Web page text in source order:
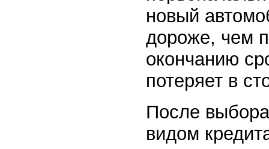
новый
дороже, чем
окончанию
потеряет в
После
видом